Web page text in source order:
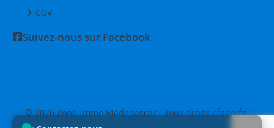
CGV
Suivez-nous sur Facebook
© 2026 Zone Immo Madagascar - Tous droits réservés.